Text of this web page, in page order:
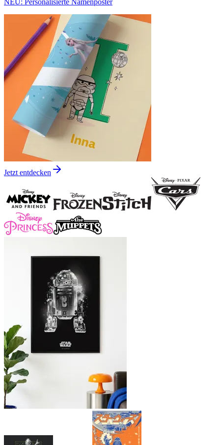
NEU: Personalisierte Namenposter
Jetzt entdecken